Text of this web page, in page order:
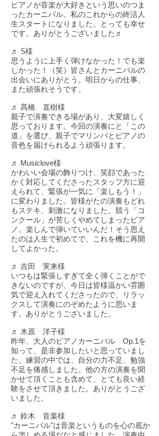
ピアノが音楽が大好きという思いのつま
ったカーニバル。私のこれからの終活人
生スタートになりました。とっても幸せ
です。ありがとうございました♬
♬ S様
思うように上手く弾けなかった！でも楽
しかった！（笑）皆さんとカーニバルの
出会いにありがとう。明日からの仕事、
また頑張れそうです。
♬ 髙橋 直樹様
親子で演奏できる場があり、大変嬉しく
思っております。今回の演奏にと「この
道」を選び、親子でマリンバとピアノの
音色を届けられるよう頑張ります。
♬ Musiclove様
かわいい会場の飾りつけ、笑顔であった
かく対応してくださったスタッフ方に迎
えられて、緊張が一気に「楽しもう！」
に変わりました。皆様がたの演奏もどれ
もステキ、刺激になりました。競う「コ
ンクール」が苦しくやめてしまったピア
ノ。楽しんで弾いていいんだ！そう思え
たのは人生で初めてで、これを機に再開
してよかった。
♬ 吉田 実来様
いつもは緊張しすぎて全く弾くことがで
きないのですが、今日は皆様温かい雰囲
気で迎え入れてくださったので、リラッ
クスして演奏にのぞめたように思いま
す。ありがとうございました。
♬ 木原 洋子様
昨年、大人のピアノカーニバル Op.1を
知って、是非参加したいと思っていまし
た。練習の中では、自分の力不足、勉強
不足を痛感しました。他の方の演奏を聞
かせて頂くことも含めて、とても良い経
験をさせて頂きました。ありがとうござ
いました。
♬ 鈴木 音葉様
"カーニバル"は音楽というものを心の底か